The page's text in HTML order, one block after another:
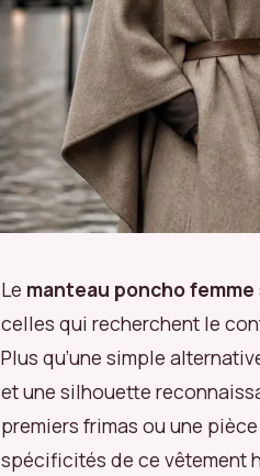
Le manteau poncho femme
celles qui recherchent le
Plus qu’une simple
et une silhouette
premiers frimas ou une
spécificités de ce vêtement